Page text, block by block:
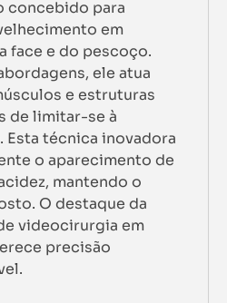
para
em
face e do pescoço.
ele atua
e estruturas
de limitar-se à
Esta técnica inovadora
o aparecimento de
mantendo o
O destaque da
videocirurgia em
precisão